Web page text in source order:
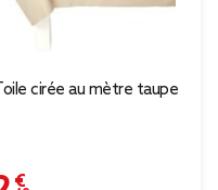
cirée au mètre taupe
€